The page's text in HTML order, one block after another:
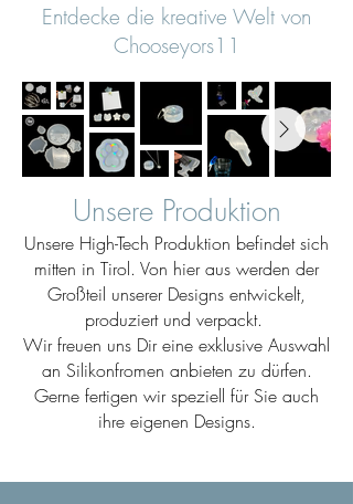
Entdecke die kreative Welt von
Chooseyors11
Unsere Produktion
Unsere High-Tech Produktion befindet sich
mitten in Tirol. Von hier aus werden der
Großteil unserer Designs entwickelt,
produziert und verpackt.
Wir freuen uns Dir eine exklusive Auswahl
an Silikonfromen anbieten zu dürfen.
Gerne fertigen wir speziell für Sie auch
ihre eigenen Designs.